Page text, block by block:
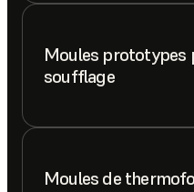
Moules prototypes
soufflage
Moules de